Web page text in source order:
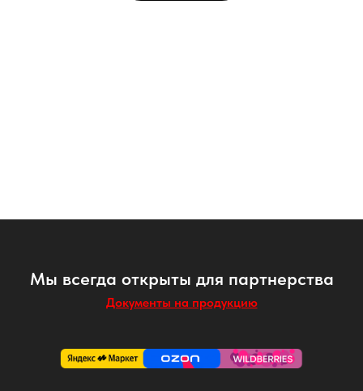
Мы всегда открыты для партнерства
Документы на продукцию